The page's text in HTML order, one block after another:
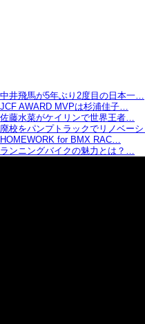
中井飛馬が5年ぶり2度目の日本一…
JCF AWARD MVPは杉浦佳子…
佐藤水菜がケイリンで世界王者…
廃校をパンプトラックでリノベー
HOMEWORK for BMX RAC…
ランニングバイクの魅力とは？…